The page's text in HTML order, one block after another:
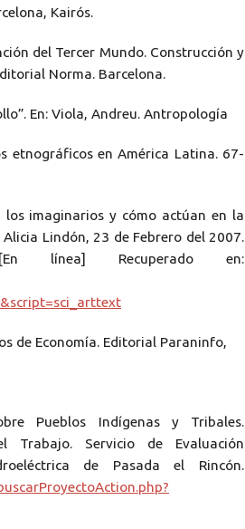
Kairós.
del Tercer Mundo. Construcción y
Norma. Barcelona.
En: Viola, Andreu. Antropología
etnográficos en América Latina. 67-
los imaginarios y cómo actúan en la
Lindón, 23 de Febrero del 2007.
línea] Recuperado en:
de Economía. Editorial Paraninfo,
Pueblos Indígenas y Tribales.
Trabajo. Servicio de Evaluación
de Pasada el Rincón.